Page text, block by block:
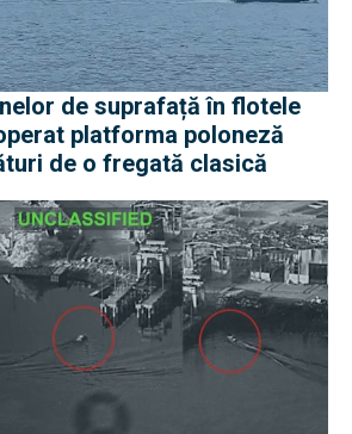
de suprafață în flotele
platforma poloneză
de o fregată clasică